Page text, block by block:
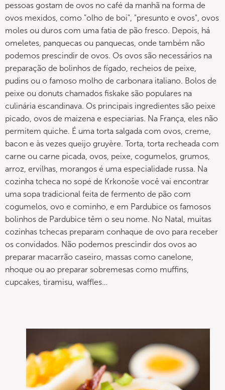
pessoas gostam de ovos no café da manhã na forma de
ovos mexidos, como "olho de boi", "presunto e ovos", ovos
moles ou duros com uma fatia de pão fresco. Depois, há
omeletes, panquecas ou panquecas, onde também não
podemos prescindir de ovos. Os ovos são necessários na
preparação de bolinhos de fígado, recheios de peixe,
pudins ou o famoso molho de carbonara italiano. Bolos de
peixe ou donuts chamados fiskake são populares na
culinária escandinava. Os principais ingredientes são peixe
picado, ovos de maizena e especiarias. Na França, eles não
permitem quiche. É uma torta salgada com ovos, creme,
bacon e às vezes queijo gruyère. Torta, torta recheada com
carne ou carne picada, ovos, peixe, cogumelos, grumos,
arroz, ervilhas, morangos é uma especialidade russa. Na
cozinha tcheca no sopé de Krkonoše você vai encontrar
uma sopa tradicional feita de fermento de pão com
cogumelos, ovo e cominho, e em Pardubice os famosos
bolinhos de Pardubice têm o seu nome. No Natal, muitas
cozinhas tchecas preparam conhaque de ovo para receber
os convidados. Não podemos prescindir dos ovos ao
preparar macarrão caseiro, massas como canelone,
nhoque ou ao preparar sobremesas como muffins,
cupcakes, tiramisu, waffles…